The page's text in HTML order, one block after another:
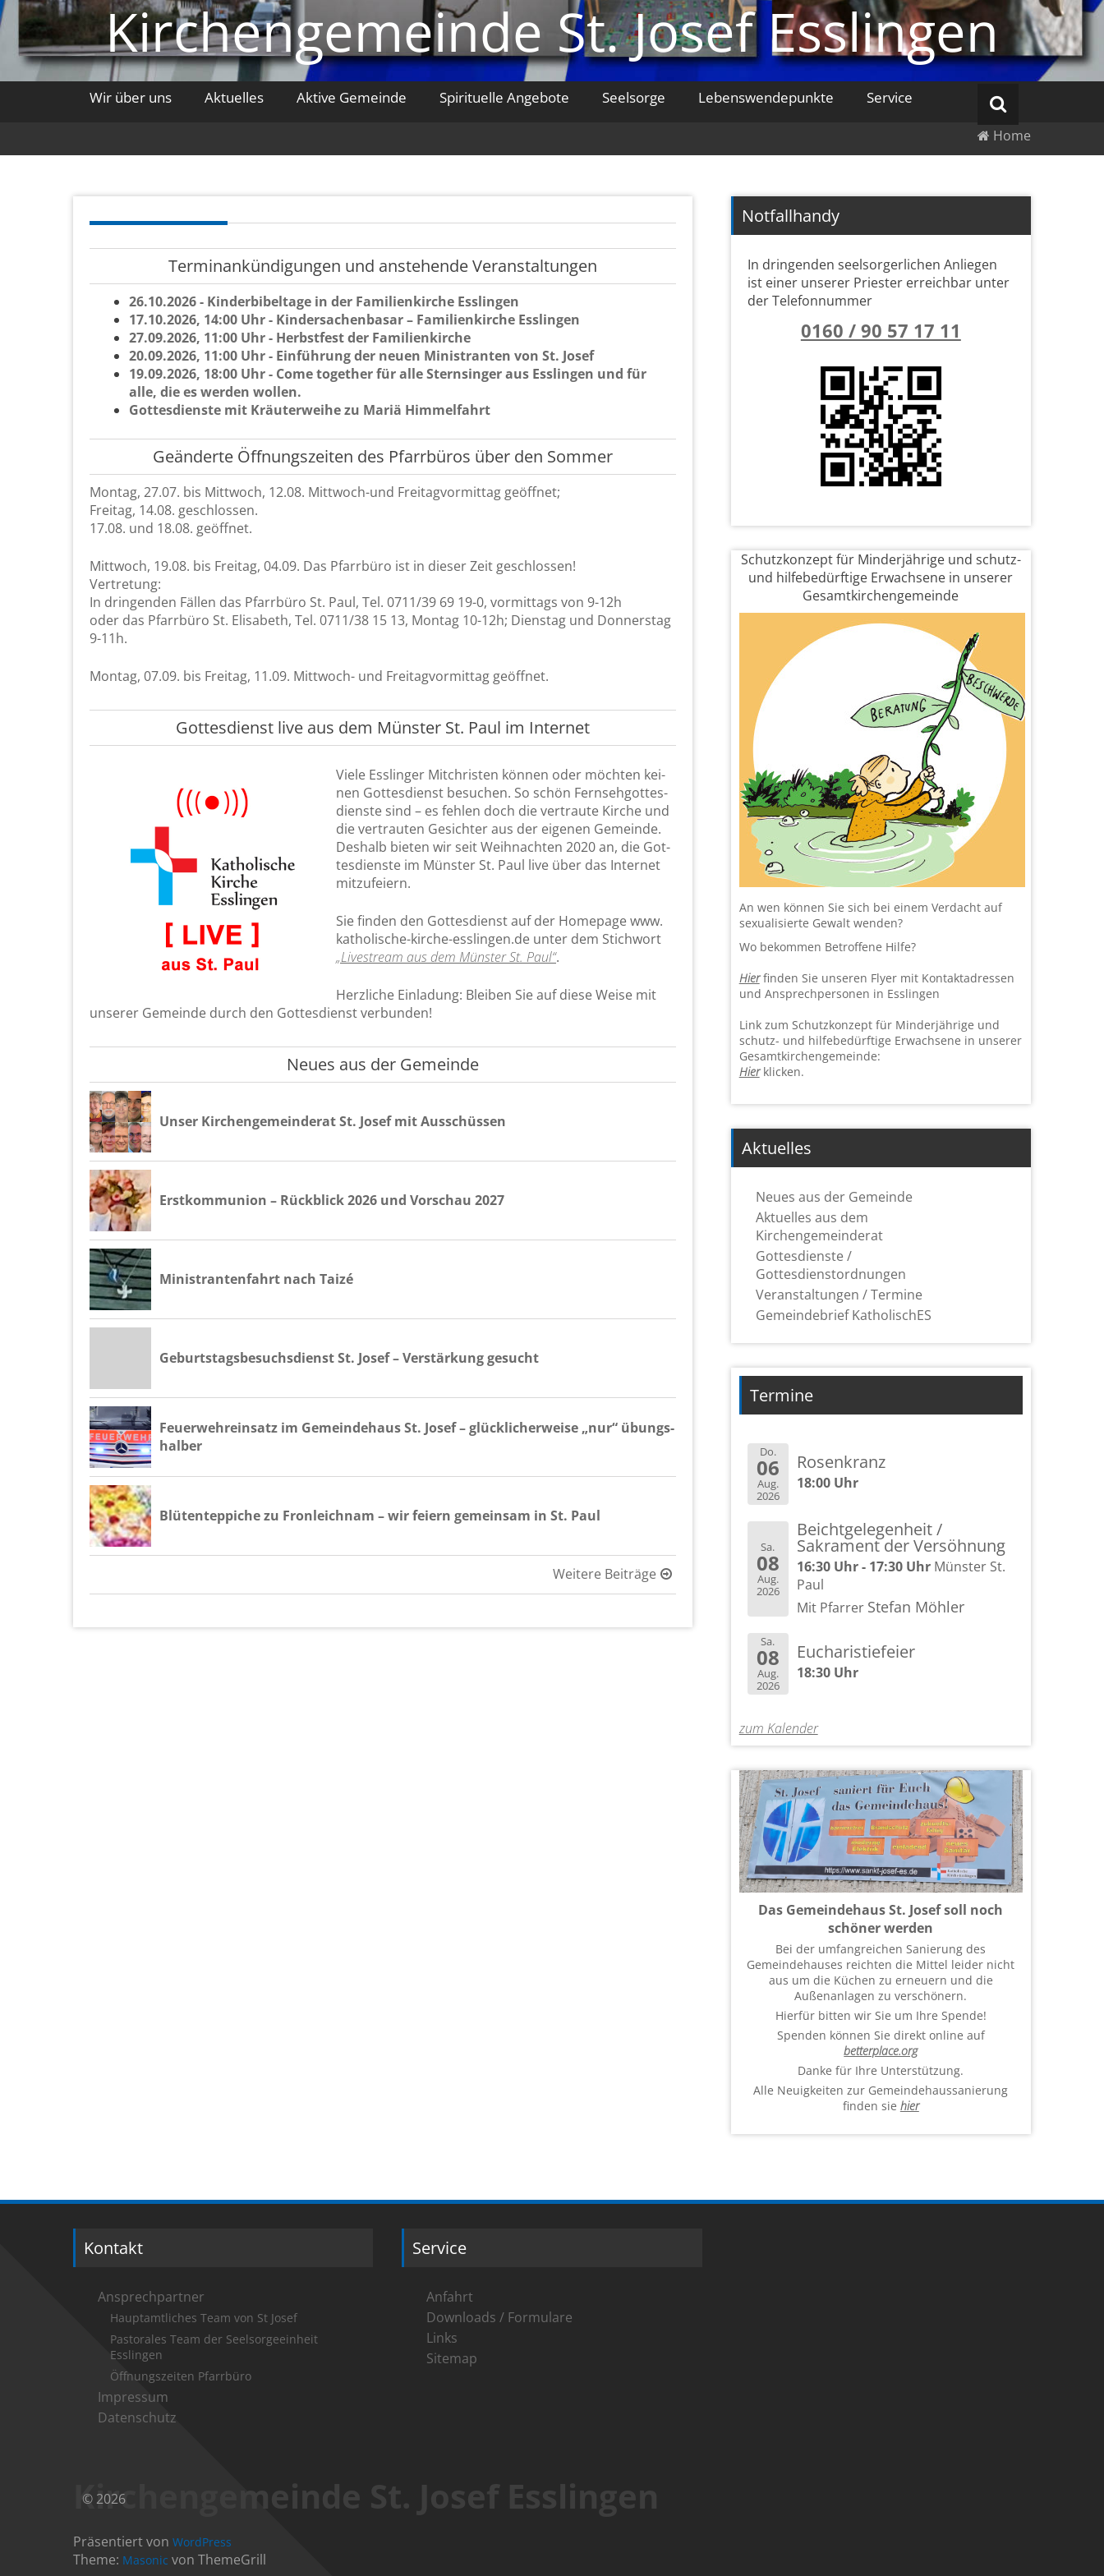
Kirchengemeinde St. Josef Esslingen
Wir über uns Aktuelles Aktive Gemeinde Spirituelle Angebote Seelsorge Lebenswendepunkte Service
Home
Ter­minan­kün­di­gun­gen und an­ste­hen­de Ver­an­stal­tun­gen
26.10.2026 - Kin­der­bi­bel­ta­ge in der Fa­mi­li­en­kir­che Ess­lin­gen
17.10.2026, 14:00 Uhr - Kin­der­sa­chen­ba­sar – Fa­mi­li­en­kir­che Ess­lin­gen
27.09.2026, 11:00 Uhr - Herbst­fest der Fa­mi­li­en­kir­che
20.09.2026, 11:00 Uhr - Ein­füh­rung der neuen Mi­nis­tran­ten von St. Josef
19.09.2026, 18:00 Uhr - Come to­ge­ther für alle Stern­sin­ger aus Ess­lin­gen und für
alle, die es wer­den wol­len.
Got­tes­diens­te mit Kräu­ter­wei­he zu Mariä Him­mel­fahrt
Ge­än­der­te Öff­nungs­zei­ten des Pfarr­bü­ros über den Som­mer
Mon­tag, 27.07. bis Mitt­woch, 12.08. Mitt­woch-und Frei­tag­vor­mit­tag ge­öff­net;
Frei­tag, 14.08. ge­schlos­sen.
17.08. und 18.08. ge­öff­net.
Mitt­woch, 19.08. bis Frei­tag, 04.09. Das Pfarr­bü­ro ist in die­ser Zeit ge­schlos­sen!
Ver­tre­tung:
In drin­gen­den Fäl­len das Pfarr­bü­ro St. Paul, Tel. 0711/39 69 19-0, vor­mit­tags von 9-12h
oder das Pfarr­bü­ro St. Eli­sa­beth, Tel. 0711/38 15 13, Mon­tag 10-12h; Diens­tag und Don­ners­tag
9-11h.
Mon­tag, 07.09. bis Frei­tag, 11.09. Mitt­woch- und Frei­tag­vor­mit­tag ge­öff­net.
Got­tes­dienst live aus dem Müns­ter St. Paul im In­ter­net
Viele Ess­lin­ger Mit­chris­ten kön­nen oder möch­ten kei­
nen Got­tes­dienst be­su­chen. So schön Fern­seh­got­tes­
diens­te sind – es feh­len doch die ver­trau­te Kir­che und
die ver­trau­ten Ge­sich­ter aus der ei­ge­nen Ge­mein­de.
Des­halb bie­ten wir seit Weih­nach­ten 2020 an, die Got­
tes­diens­te im Müns­ter St. Paul live über das In­ter­net
mit­zu­fei­ern.
Sie fin­den den Got­tes­dienst auf der Home­page www.​
katholische-​kirche-​esslingen.​de unter dem Stich­wort
„Li­vestream aus dem Müns­ter St. Paul“.
Herz­li­che Ein­la­dung: Blei­ben Sie auf diese Weise mit
un­se­rer Ge­mein­de durch den Got­tes­dienst ver­bun­den!
Neues aus der Ge­mein­de
Unser Kir­chen­ge­mein­de­rat St. Josef mit Aus­schüs­sen
Erst­kom­mu­ni­on – Rück­blick 2026 und Vor­schau 2027
Mi­nis­tran­ten­fahrt nach Taizé
Ge­burts­tags­be­suchs­dienst St. Josef – Ver­stär­kung ge­sucht
Feu­er­wehr­ein­satz im Ge­mein­de­haus St. Josef – glück­li­cher­wei­se „nur“ übungs­
hal­ber
Blü­ten­tep­pi­che zu Fron­leich­nam – wir fei­ern ge­mein­sam in St. Paul
Wei­te­re Bei­trä­ge
Notfallhandy
In dringenden seelsorgerlichen Anliegen
ist einer unserer Priester erreichbar unter
der Telefonnummer
0160 / 90 57 17 11
Schutzkonzept für Minderjährige und schutz-
und hilfebedürftige Erwachsene in unserer
Gesamtkirchengemeinde
An wen können Sie sich bei einem Verdacht auf
sexualisierte Gewalt wenden?
Wo bekommen Betroffene Hilfe?
Hierfinden Sie unseren Flyer mit Kontaktadressen
und Ansprechpersonen in Esslingen
Link zum Schutzkonzept für Minderjährige und
schutz- und hilfebedürftige Erwachsene in un­ser­er
Gesamtkirchengemeinde:
Hierklicken.
Aktuelles
Neues aus der Gemeinde
Aktuelles aus dem
Kirchengemeinderat
Gottesdienste /
Gottesdienstordnungen
Veranstaltungen / Termine
Gemeindebrief KatholischES
Termine
Do.
06
Aug.
2026
Rosenkranz
18:00 Uhr
Sa.
08
Aug.
2026
Beichtgelegenheit /
Sakrament der Versöhnung
16:30 Uhr - 17:30 UhrMünster St.
Paul
Mit Pfarrer Stefan Möhler
Sa.
08
Aug.
2026
Eucharistiefeier
18:30 Uhr
zum Kalender
Das Gemeindehaus St. Josef soll noch
schöner werden
Bei der umfangreichen Sanierung des
Gemeindehauses reichten die Mittel leider nicht
aus um die Küchen zu erneuern und die
Außenanlagen zu verschönern.
Hierfür bitten wir Sie um Ihre Spende!
Spenden können Sie direkt online auf
betterplace.org
Danke für Ihre Unterstützung.
Alle Neuigkeiten zur Gemeindehaussanierung
finden sie hier
Kontakt
Ansprechpartner
Hauptamtliches Team von St Josef
Pastorales Team der Seelsorgeeinheit
Esslingen
Öffnungszeiten Pfarrbüro
Impressum
Datenschutz
Service
Anfahrt
Downloads / Formulare
Links
Sitemap
Kirchengemeinde St. Josef Esslingen
© 2026
Präsentiert von WordPress
Theme: Masonic von ThemeGrill